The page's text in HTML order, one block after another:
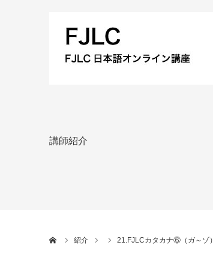
講師紹介
紹介 21.FJLCカタカナ⑥（ガ～ゾ）